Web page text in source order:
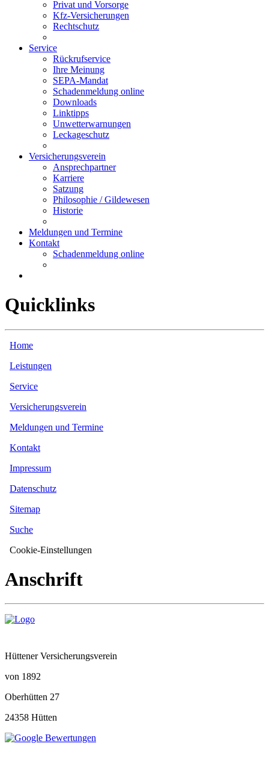
Privat und Vorsorge
Kfz-Versicherungen
Rechtschutz
Service
Rückrufservice
Ihre Meinung
SEPA-Mandat
Schadenmeldung online
Downloads
Linktipps
Unwetterwarnungen
Leckageschutz
Versicherungsverein
Ansprechpartner
Karriere
Satzung
Philosophie / Gildewesen
Historie
Meldungen und Termine
Kontakt
Schadenmeldung online
Quicklinks
Home
Leistungen
Service
Versicherungsverein
Meldungen und Termine
Kontakt
Impressum
Datenschutz
Sitemap
Suche
Cookie-Einstellungen
Anschrift
Hüttener Versicherungsverein
von 1892
Oberhütten 27
24358 Hütten